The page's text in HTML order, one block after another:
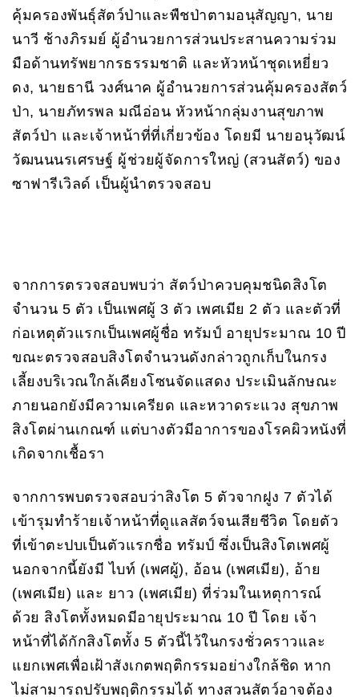
คุ้มครองพันธุ์สัตว์ป่าและพืชป่าตามอนุสัญญา, นาย
นาวี ช้างภิรมย์ ผู้อำนวยการส่วนประสานความร่วม
มือด้านทรัพยากรธรรมชาติ และหัวหน้าชุดเหยี่ยว
ดง, นายธานี วงศ์นาค ผู้อำนวยการส่วนคุ้มครองสัตว์
ป่า, นายภัทรพล มณีอ่อน หัวหน้ากลุ่มงานสุขภาพ
สัตว์ป่า และเจ้าหน้าที่ที่เกี่ยวข้อง โดยมี นายอนุวัฒน์
วัฒนนนรเศรษฐ์ ผู้ช่วยผู้จัดการใหญ่ (สวนสัตว์) ของ
ซาฟารีเวิลด์ เป็นผู้นำตรวจสอบ
จากการตรวจสอบพบว่า สัตว์ป่าควบคุมชนิดสิงโต
จำนวน 5 ตัว เป็นเพศผู้ 3 ตัว เพศเมีย 2 ตัว และตัวที่
ก่อเหตุตัวแรกเป็นเพศผู้ชื่อ ทรัมป์ อายุประมาณ 10 ปี
ขณะตรวจสอบสิงโตจำนวนดังกล่าวถูกเก็บในกรง
เลี้ยงบริเวณใกล้เคียงโซนจัดแสดง ประเมินลักษณะ
ภายนอกยังมีความเครียด และหวาดระแวง สุขภาพ
สิงโตผ่านเกณฑ์ แต่บางตัวมีอาการของโรคผิวหนังที่
เกิดจากเชื้อรา
จากการพบตรวจสอบว่าสิงโต 5 ตัวจากฝูง 7 ตัวได้
เข้ารุมทำร้ายเจ้าหน้าที่ดูแลสัตว์จนเสียชีวิต โดยตัว
ที่เข้าตะปบเป็นตัวแรกชื่อ ทรัมป์ ซึ่งเป็นสิงโตเพศผู้
นอกจากนี้ยังมี ไบท์ (เพศผู้), อ้อน (เพศเมีย), อ้าย
(เพศเมีย) และ ยาว (เพศเมีย) ที่ร่วมในเหตุการณ์
ด้วย สิงโตทั้งหมดมีอายุประมาณ 10 ปี โดย เจ้า
หน้าที่ได้กักสิงโตทั้ง 5 ตัวนี้ไว้ในกรงชั่วคราวและ
แยกเพศเพื่อเฝ้าสังเกตพฤติกรรมอย่างใกล้ชิด หาก
ไม่สามารถปรับพฤติกรรมได้ ทางสวนสัตว์อาจต้อง